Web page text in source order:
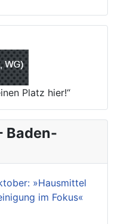
Platz hier!“
Baden-
»Hausmittel
im Fokus«